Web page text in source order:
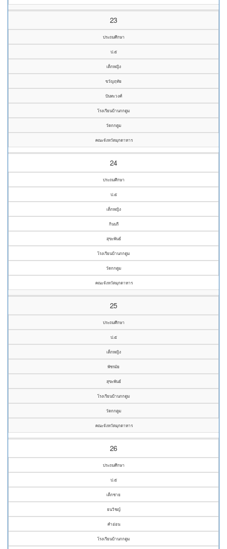
23
ประถมศึกษา
ป.๕
เด็กหญิง
ขวัญฤทัย
ปันทะวงศ์
โรงเรียนบ้านกกตูม
วัดกกตูม
คณะจังหวัดมุกดาหาร
24
ประถมศึกษา
ป.๕
เด็กหญิง
กินนรี
สุขะพันธ์
โรงเรียนบ้านกกตูม
วัดกกตูม
คณะจังหวัดมุกดาหาร
25
ประถมศึกษา
ป.๕
เด็กหญิง
พัชรมัย
สุขะพันธ์
โรงเรียนบ้านกกตูม
วัดกกตูม
คณะจังหวัดมุกดาหาร
26
ประถมศึกษา
ป.๕
เด็กชาย
ธนวิชญ์
คำอ่อน
โรงเรียนบ้านกกตูม